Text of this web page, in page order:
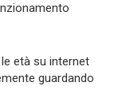
età su internet
guardando